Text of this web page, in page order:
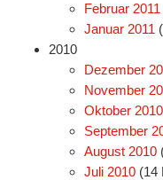
Februar 2011
Januar 2011
2010
Dezember
November
Oktober 2010
September
August 2010
Juli 2010 (14